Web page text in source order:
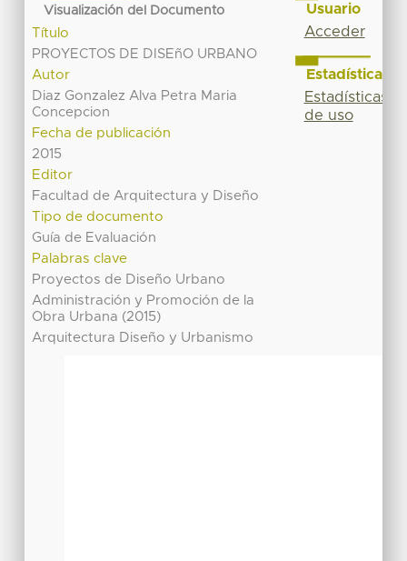
Visualización del Documento
Título
PROYECTOS DE DISEñO URBANO
Autor
Diaz Gonzalez Alva Petra Maria
Concepcion
Fecha de publicación
2015
Editor
Facultad de Arquitectura y Diseño
Tipo de documento
Guía de Evaluación
Palabras clave
Proyectos de Diseño Urbano
Administración y Promoción de la
Obra Urbana (2015)
Arquitectura Diseño y Urbanismo
Usuario
Acceder
Estadísticas
Estadísticas
de uso